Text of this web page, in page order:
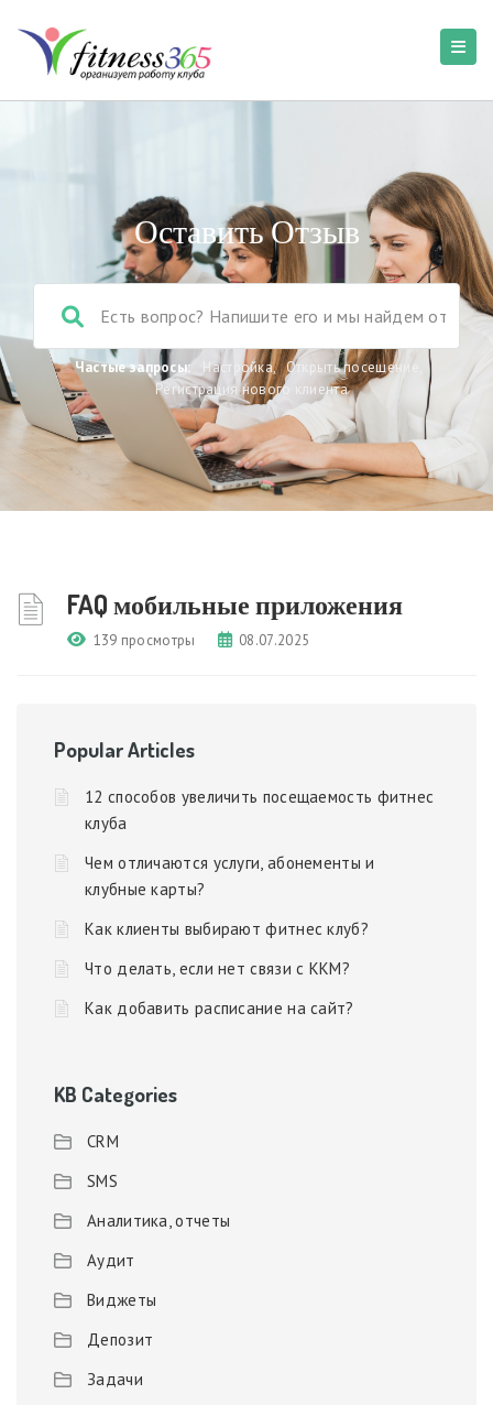
Оставить Отзыв
Частые запросы: Настройка, Открыть посещение
Регистрация нового клиента
FAQ мобильные приложения
139 просмотры 08.07.2025
Popular Articles
12 способов увеличить посещаемость фитнес
клуба
Чем отличаются услуги, абонементы и
клубные карты?
Как клиенты выбирают фитнес клуб?
Что делать, если нет связи с ККМ?
Как добавить расписание на сайт?
KB Categories
CRM
SMS
Аналитика, отчеты
Аудит
Виджеты
Депозит
Задачи